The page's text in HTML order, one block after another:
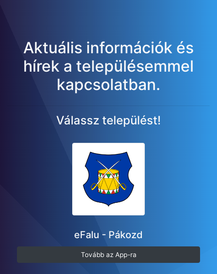
Aktuális információk és
hírek a településemmel
kapcsolatban.
Válassz települést!
eFalu - Pákozd
Tovább az App-ra